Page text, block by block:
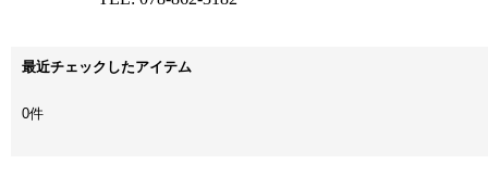
最近チェックしたアイテム
0件